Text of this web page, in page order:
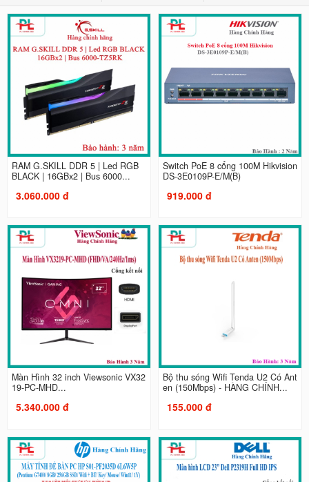
RAM G.SKILL DDR 5 | Led RGB
BLACK | 16GBx2 | Bus 6000...
3.060.000 đ
Switch PoE 8 cổng 100M Hikvision
DS-3E0109P-E/M(B)
919.000 đ
Màn Hình 32 inch Viewsonic VX32
19-PC-MHD...
5.340.000 đ
Bộ thu sóng Wifi Tenda U2 Có Ant
en (150Mbps) - HÀNG CHÍNH...
155.000 đ